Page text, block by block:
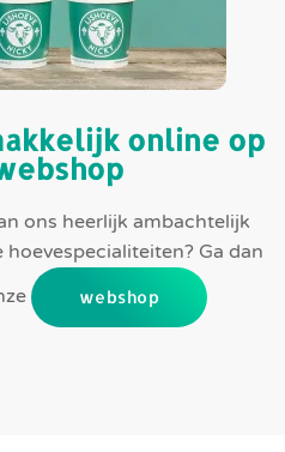
online op
ons heerlijk ambachtelijk
Ga dan
webshop